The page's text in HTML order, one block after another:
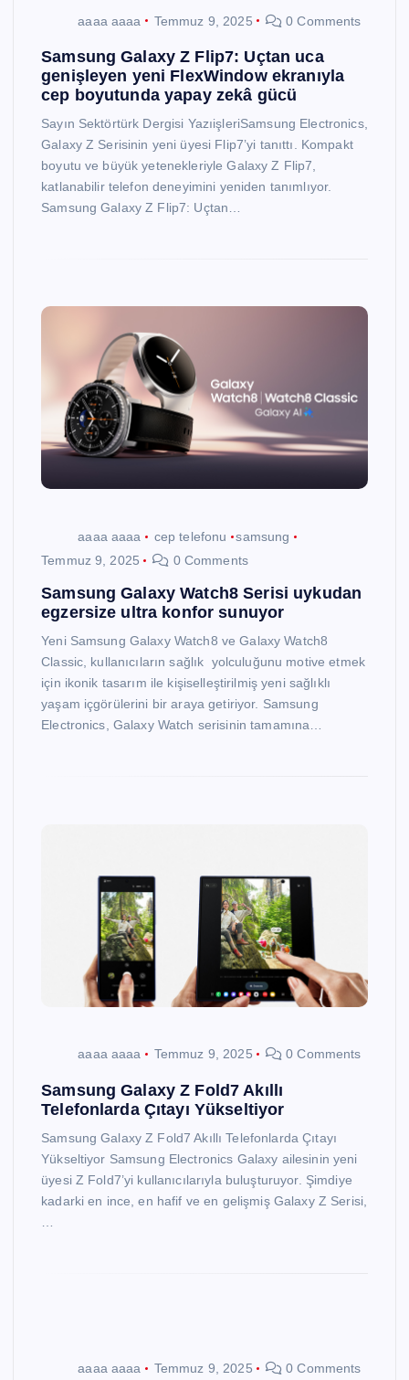
aaaa aaaa Temmuz 9, 2025 0 Comments
Samsung Galaxy Z Flip7: Uçtan uca
genişleyen yeni FlexWindow ekranıyla
cep boyutunda yapay zekâ gücü
Sayın Sektörtürk Dergisi YazıişleriSamsung Electronics,
Galaxy Z Serisinin yeni üyesi Flip7’yi tanıttı. Kompakt
boyutu ve büyük yetenekleriyle Galaxy Z Flip7,
katlanabilir telefon deneyimini yeniden tanımlıyor.
Samsung Galaxy Z Flip7: Uçtan…
aaaa aaaa cep telefonu
samsung
Temmuz 9, 2025
0 Comments
Samsung Galaxy Watch8 Serisi uykudan
egzersize ultra konfor sunuyor
Yeni Samsung Galaxy Watch8 ve Galaxy Watch8
Classic, kullanıcıların sağlık yolculuğunu motive etmek
için ikonik tasarım ile kişiselleştirilmiş yeni sağlıklı
yaşam içgörülerini bir araya getiriyor. Samsung
Electronics, Galaxy Watch serisinin tamamına…
aaaa aaaa Temmuz 9, 2025 0 Comments
Samsung Galaxy Z Fold7 Akıllı
Telefonlarda Çıtayı Yükseltiyor
Samsung Galaxy Z Fold7 Akıllı Telefonlarda Çıtayı
Yükseltiyor Samsung Electronics Galaxy ailesinin yeni
üyesi Z Fold7’yi kullanıcılarıyla buluşturuyor. Şimdiye
kadarki en ince, en hafif ve en gelişmiş Galaxy Z Serisi,
aaaa aaaa Temmuz 9, 2025 0 Comments